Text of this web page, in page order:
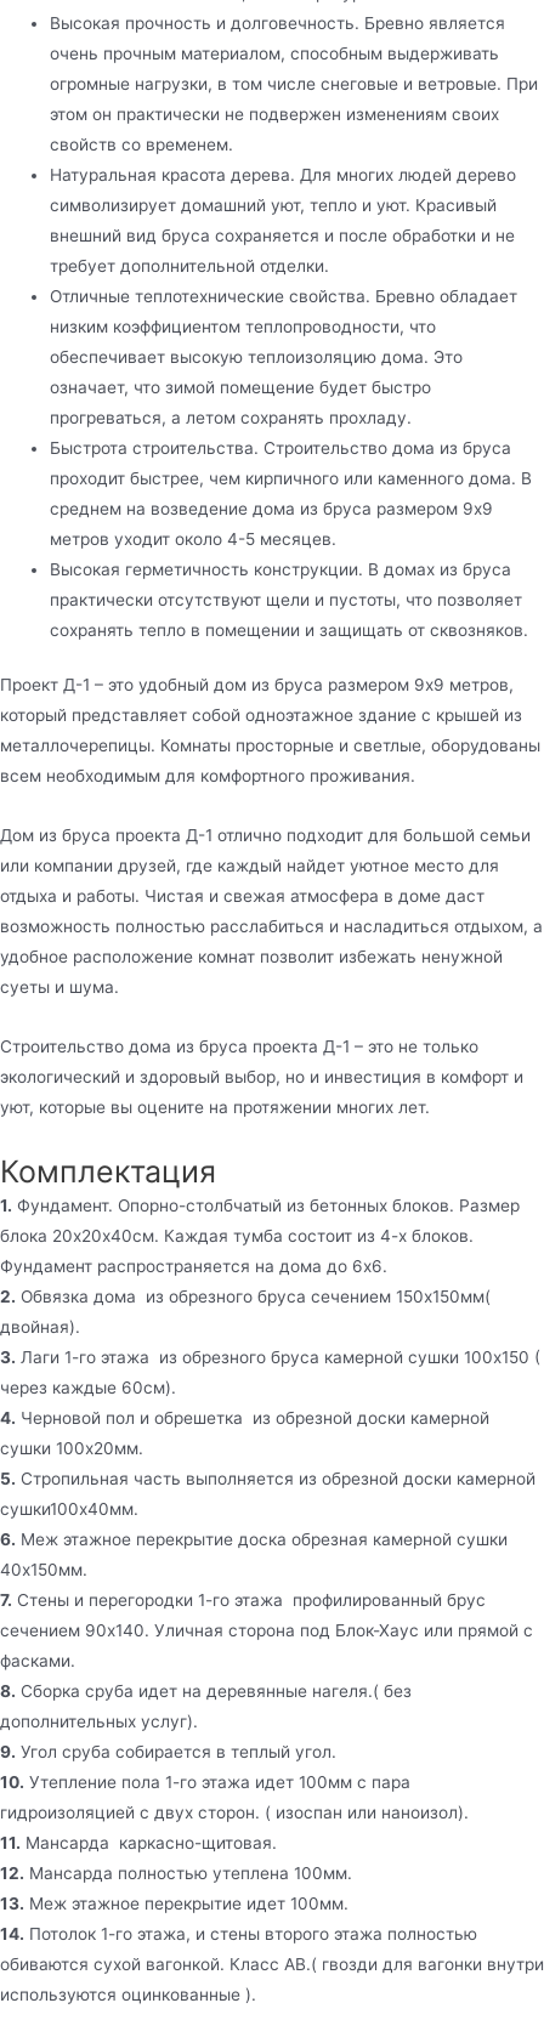
Высокая прочность и долговечность. Бревно является
очень прочным материалом, способным выдерживать
огромные нагрузки, в том числе снеговые и ветровые. При
этом он практически не подвержен изменениям своих
свойств со временем.
Натуральная красота дерева. Для многих людей дерево
символизирует домашний уют, тепло и уют. Красивый
внешний вид бруса сохраняется и после обработки и не
требует дополнительной отделки.
Отличные теплотехнические свойства. Бревно обладает
низким коэффициентом теплопроводности, что
обеспечивает высокую теплоизоляцию дома. Это
означает, что зимой помещение будет быстро
прогреваться, а летом сохранять прохладу.
Быстрота строительства. Строительство дома из бруса
проходит быстрее, чем кирпичного или каменного дома. В
среднем на возведение дома из бруса размером 9х9
метров уходит около 4-5 месяцев.
Высокая герметичность конструкции. В домах из бруса
практически отсутствуют щели и пустоты, что позволяет
сохранять тепло в помещении и защищать от сквозняков.
Проект Д-1 – это удобный дом из бруса размером 9х9 метров,
который представляет собой одноэтажное здание с крышей из
металлочерепицы. Комнаты просторные и светлые, оборудованы
всем необходимым для комфортного проживания.
Дом из бруса проекта Д-1 отлично подходит для большой семьи
или компании друзей, где каждый найдет уютное место для
отдыха и работы. Чистая и свежая атмосфера в доме даст
возможность полностью расслабиться и насладиться отдыхом, а
удобное расположение комнат позволит избежать ненужной
суеты и шума.
Строительство дома из бруса проекта Д-1 – это не только
экологический и здоровый выбор, но и инвестиция в комфорт и
уют, которые вы оцените на протяжении многих лет.
Комплектация
1. Фундамент. Опорно-столбчатый из бетонных блоков. Размер
блока 20х20х40см. Каждая тумба состоит из 4-х блоков.
Фундамент распространяется на дома до 6х6.
2. Обвязка дома из обрезного бруса сечением 150х150мм(
двойная).
3. Лаги 1-го этажа из обрезного бруса камерной сушки 100х150 (
через каждые 60см).
4. Черновой пол и обрешетка из обрезной доски камерной
сушки 100х20мм.
5. Стропильная часть выполняется из обрезной доски камерной
сушки100х40мм.
6. Меж этажное перекрытие доска обрезная камерной сушки
40х150мм.
7. Стены и перегородки 1-го этажа профилированный брус
сечением 90х140. Уличная сторона под Блок-Хаус или прямой с
фасками.
8. Сборка сруба идет на деревянные нагеля.( без
дополнительных услуг).
9. Угол сруба собирается в теплый угол.
10. Утепление пола 1-го этажа идет 100мм с пара
гидроизоляцией с двух сторон. ( изоспан или наноизол).
11. Мансарда каркасно-щитовая.
12. Мансарда полностью утеплена 100мм.
13. Меж этажное перекрытие идет 100мм.
14. Потолок 1-го этажа, и стены второго этажа полностью
обиваются сухой вагонкой. Класс АВ.( гвозди для вагонки внутри
используются оцинкованные ).